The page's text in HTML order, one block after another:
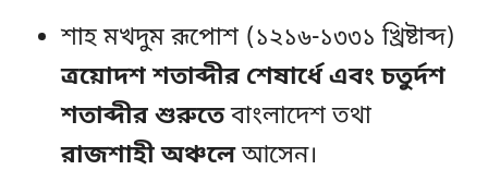
শাহ মখদুম রূপোশ (১২১৬-১৩৩১ খ্রিষ্টাব্দ)
ত্রয়োদশ শতাব্দীর শেষার্ধে এবং চতুর্দশ
শতাব্দীর শুরুতেবাংলাদেশ তথা
রাজশাহী অঞ্চলেআসেন।